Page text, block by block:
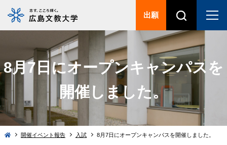
8月7日にオープンキャンパスを
開催しました。
開催イベント報告 入試 8月7日にオープンキャンパスを開催しました。
出願